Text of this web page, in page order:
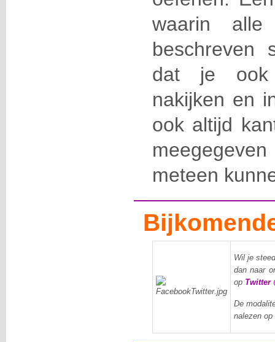
waarin alle
beschreven
dat je ook
nakijken en
ook altijd
meteen
Wil je
dan naar
op Twitter
De
nalezen op